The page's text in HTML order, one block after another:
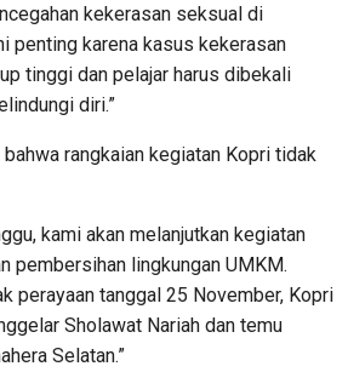
kekerasan seksual di
penting karena kasus kekerasan
tinggi dan pelajar harus dibekali
diri.”
rangkaian kegiatan Kopri tidak
kami akan melanjutkan kegiatan
pembersihan lingkungan UMKM.
perayaan tanggal 25 November, Kopri
Sholawat Nariah dan temu
Selatan.”